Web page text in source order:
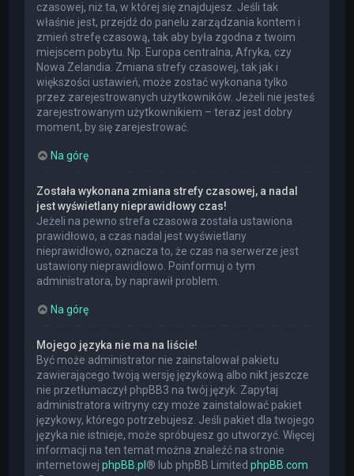
czasowej, niż ta, w której się znajdujesz. Jeśli tak
właśnie jest, przejdź do panelu zarządzania kontem i
zmień strefę czasową, tak aby była zgodna z twoim
miejscem pobytu. Np. Europa centralna, Afryka, czy
Nowa Zelandia. Zmiana strefy czasowej, tak jak i
większości ustawień, może zostać wykonana tylko
przez zarejestrowanych użytkowników. Jeżeli nie jesteś
zarejestrowanym użytkownikiem – teraz jest dobry
moment, by się zarejestrować.
Na górę
Została wykonana zmiana strefy czasowej, a nadal
jest wyświetlany nieprawidłowy czas!
Jeżeli na pewno strefa czasowa została ustawiona
prawidłowo, a czas nadal jest wyświetlany
nieprawidłowo, oznacza to, że czas na serwerze jest
ustawiony nieprawidłowo. Poinformuj o tym
administratora, by naprawił problem.
Na górę
Mojego języka nie ma na liście!
Być może administrator nie zainstalował pakietu
zawierającego twoją wersję językową albo nikt jeszcze
nie przetłumaczył phpBB3 na twój język. Zapytaj
administratora witryny czy może zainstalować pakiet
językowy, którego potrzebujesz. Jeśli pakiet dla twojego
języka nie istnieje, może spróbujesz go utworzyć. Więcej
informacji na ten temat można znaleźć na stronie
internetowejphpBB.pl ® lub phpBB LimitedphpBB.com